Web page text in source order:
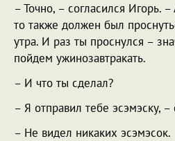
– Точно, – согласился Игорь.
то также должен был
утра. И раз ты проснулся –
пойдем ужинозавтракать.
– И что ты сделал?
– Я отправил тебе эсэмэску,
– Не видел никаких эсэмэсок.